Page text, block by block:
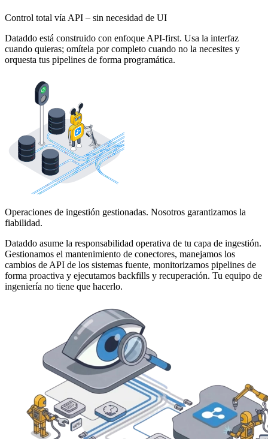
Control total vía API – sin necesidad de UI
Dataddo está construido con enfoque API-first. Usa la interfaz
cuando quieras; omítela por completo cuando no la necesites y
orquesta tus pipelines de forma programática.
Operaciones de ingestión gestionadas. Nosotros garantizamos la
fiabilidad.
Dataddo asume la responsabilidad operativa de tu capa de ingestión.
Gestionamos el mantenimiento de conectores, manejamos los
cambios de API de los sistemas fuente, monitorizamos pipelines de
forma proactiva y ejecutamos backfills y recuperación. Tu equipo de
ingeniería no tiene que hacerlo.